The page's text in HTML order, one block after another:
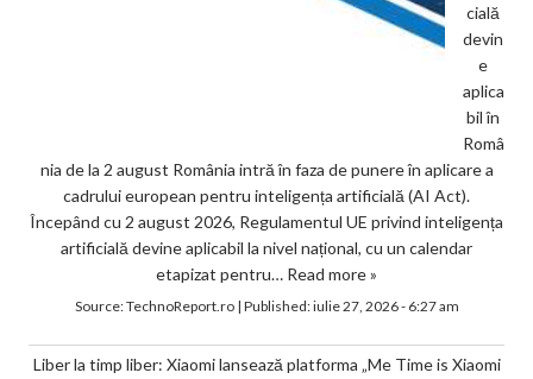
cială
devin
e
aplica
bil în
Româ
nia de la 2 august România intră în faza de punere în aplicare a
cadrului european pentru inteligența artificială (AI Act).
Începând cu 2 august 2026, Regulamentul UE privind inteligența
artificială devine aplicabil la nivel național, cu un calendar
etapizat pentru… Read more »
Source:TechnoReport.ro| Published:iulie 27, 2026 - 6:27 am
Liber la timp liber: Xiaomi lansează platforma „Me Time is Xiaomi